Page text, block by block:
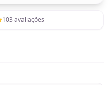
103 avaliações